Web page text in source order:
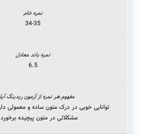
34-35
6.5
توانایی خوبی در درک متون ساده و معمولی
مشکلاتی در متون پیچیده